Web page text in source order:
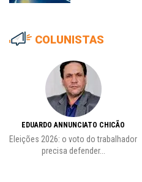
COLUNISTAS
EDUARDO ANNUNCIATO CHICÃO
Eleições 2026: o voto do trabalhador
precisa defender...